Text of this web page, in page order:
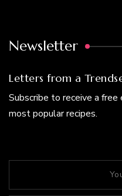
Newsletter
Letters from a
Subscribe to receive a
most popular recipes.